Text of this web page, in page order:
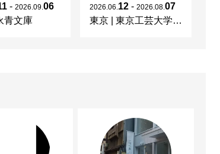
- 2026 09 06
青文庫
2026 06 12 - 2026 08 07
東京
東京工芸大学 写大ギャラリー